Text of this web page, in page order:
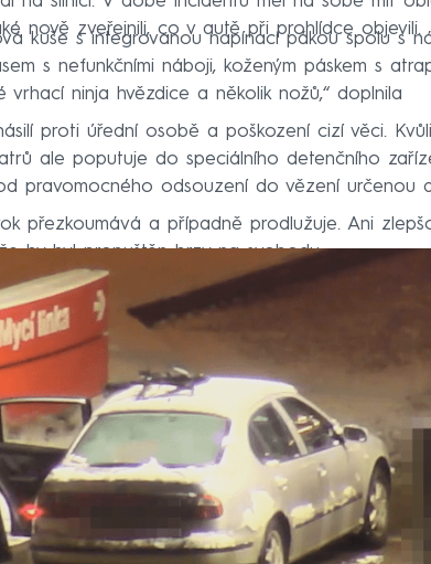
nově zveřejnili, co v autě při prohlídce objevili.
kuše s integrovanou napínací pákou spolu s
s nefunkčními náboji, koženým páskem s
vrhací ninja hvězdice a několik nožů,“ doplnila
proti úřední osobě a poškození cizí věci. Kvůli
ale poputuje do speciálního detenčního
pravomocného odsouzení do vězení určenou
přezkoumává a případně prodlužuje. Ani
by byl propuštěn brzy na svobodu.